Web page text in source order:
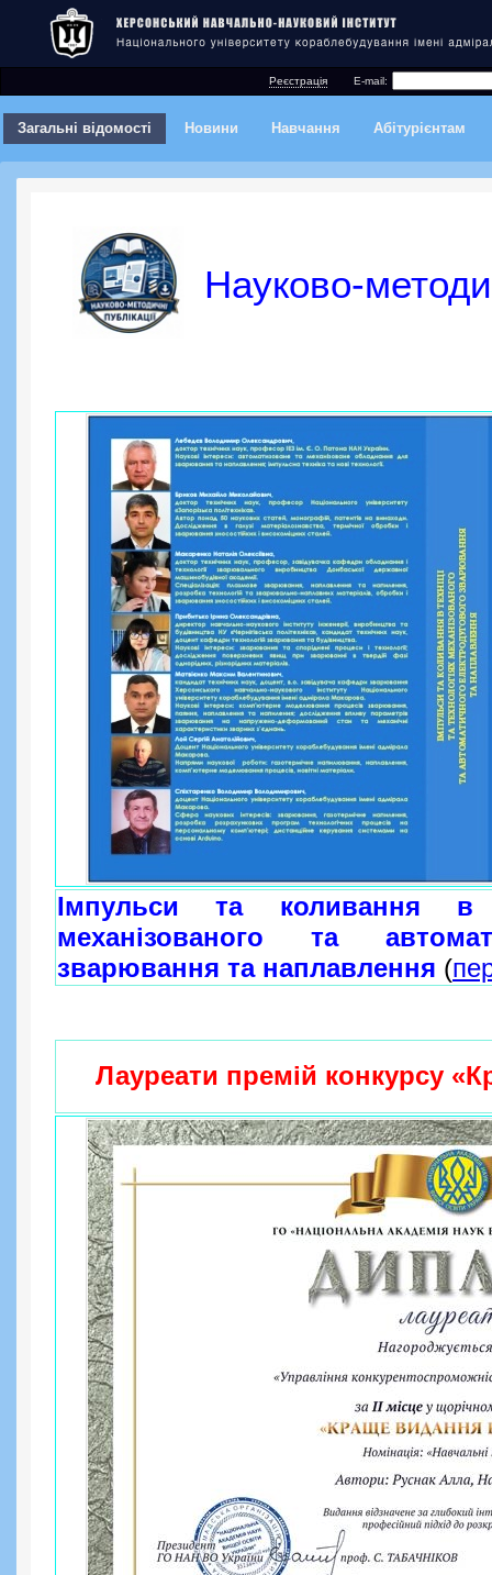
Реєстрація E-mail:
Загальні відомості Новини Навчання Абітурієнтам
Науково-
Імпульси та коливання в
механізованого та
зварювання та наплавлення (
Лауреати премій конкурсу